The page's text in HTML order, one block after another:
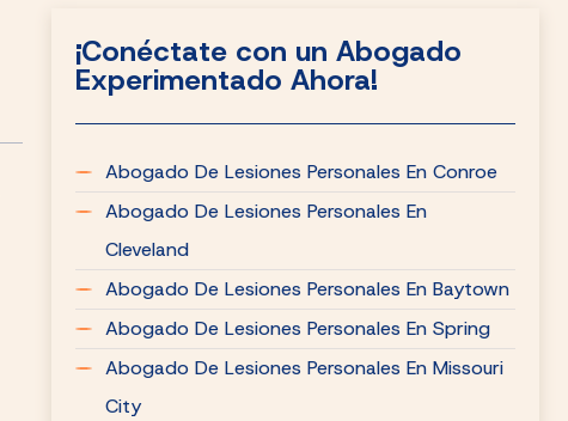
¡Conéctate con un Abogado
Experimentado Ahora!
Abogado De Lesiones Personales En Conroe
Abogado De Lesiones Personales En
Cleveland
Abogado De Lesiones Personales En Baytown
Abogado De Lesiones Personales En Spring
Abogado De Lesiones Personales En Missouri
City